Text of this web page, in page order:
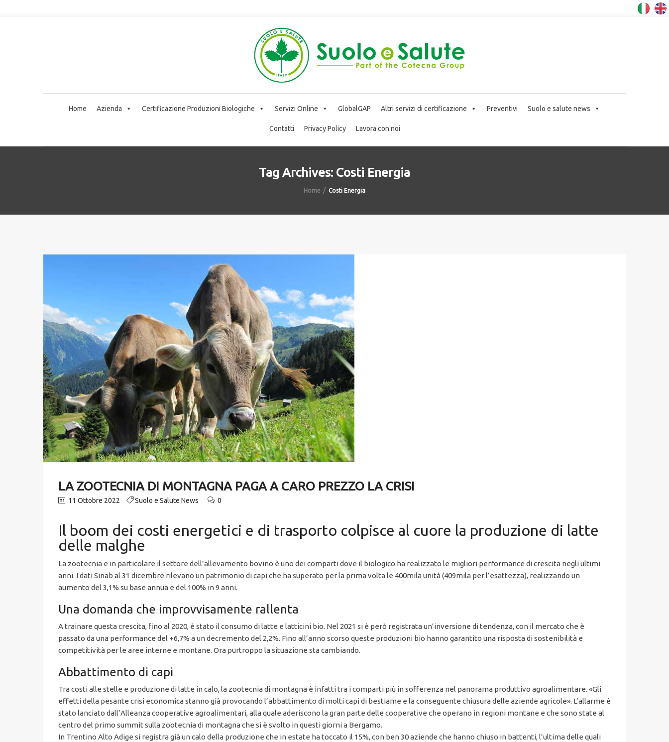
Home Azienda Certificazione Produzioni Biologiche Servizi Online GlobalGAP Altri servizi di certificazione Preventivi Suolo e salute news
Contatti Privacy Policy Lavora con noi
Tag Archives: Costi Energia
Home Costi Energia
LA ZOOTECNIA DI MONTAGNA PAGA A CARO PREZZO LA CRISI
11 Ottobre 2022 Suolo e Salute News 0
Il boom dei costi energetici e di trasporto colpisce al cuore la produzione di latte
delle malghe
La zootecnia e in particolare il settore dell’allevamento bovino è uno dei comparti dove il biologico ha realizzato le migliori performance di crescita negli ultimi
anni. I dati Sinab al 31 dicembre rilevano un patrimonio di capi che ha superato per la prima volta le 400mila unità (409mila per l’esattezza), realizzando un
aumento del 3,1% su base annua e del 100% in 9 anni.
Una domanda che improvvisamente rallenta
A trainare questa crescita, fino al 2020, è stato il consumo di latte e latticini bio. Nel 2021 si è però registrata un’inversione di tendenza, con il mercato che è
passato da una performance del +6,7% a un decremento del 2,2%. Fino all’anno scorso queste produzioni bio hanno garantito una risposta di sostenibilità e
competitività per le aree interne e montane. Ora purtroppo la situazione sta cambiando.
Abbattimento di capi
Tra costi alle stelle e produzione di latte in calo, la zootecnia di montagna è infatti tra i comparti più in sofferenza nel panorama produttivo agroalimentare. «Gli
effetti della pesante crisi economica stanno già provocando l’abbattimento di molti capi di bestiame e la conseguente chiusura delle aziende agricole». L’allarme è
stato lanciato dall’Alleanza cooperative agroalimentari, alla quale aderiscono la gran parte delle cooperative che operano in regioni montane e che sono state al
centro del primo summit sulla zootecnia di montagna che si è svolto in questi giorni a Bergamo.
In Trentino Alto Adige si registra già un calo della produzione che in estate ha toccato il 15%, con ben 30 aziende che hanno chiuso in battenti, l’ultima delle quali